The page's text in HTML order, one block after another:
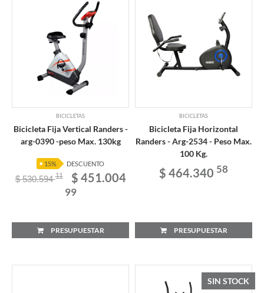
BICICLETAS
Bicicleta Fija Vertical Randers -
arg-0390 -peso Max. 130kg
15% DESCUENTO
$ 530.59411 $ 451.004
99
PRESUPUESTAR
BICICLETAS
Bicicleta Fija Horizontal
Randers - Arg-2534 - Peso Max.
100 Kg.
$ 464.340 58
PRESUPUESTAR
SIN STOCK